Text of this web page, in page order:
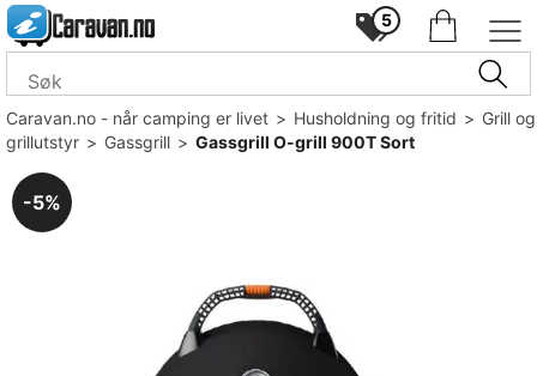
5
Caravan.no - når camping er livet>Husholdning og fritid>Grill og
grillutstyr>Gassgrill>Gassgrill O-grill 900T Sort
5%